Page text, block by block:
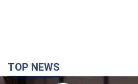
TOP NEWS